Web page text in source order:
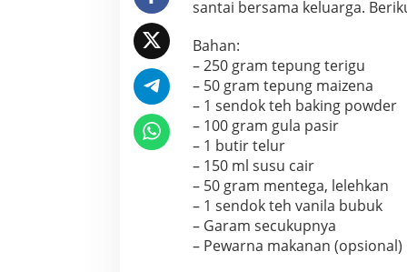
santai bersama keluarga.
Bahan:
– 250 gram tepung terigu
– 50 gram tepung maizena
– 1 sendok teh baking powder
– 100 gram gula pasir
– 1 butir telur
– 150 ml susu cair
– 50 gram mentega, lelehkan
– 1 sendok teh vanila bubuk
– Garam secukupnya
– Pewarna makanan (opsional)